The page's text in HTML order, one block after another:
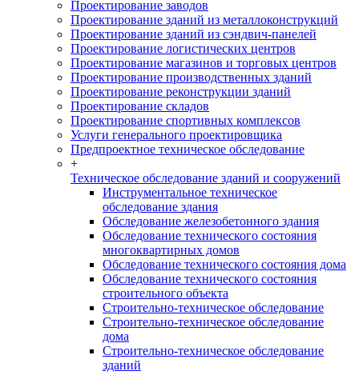
Проектирование заводов
Проектирование зданий из металлоконструкций
Проектирование зданий из сэндвич-панелей
Проектирование логистических центров
Проектирование магазинов и торговых центров
Проектирование производственных зданий
Проектирование реконструкции зданий
Проектирование складов
Проектирование спортивных комплексов
Услуги генерального проектировщика
Предпроектное техническое обследование
+
Техническое обследование зданий и сооружений
Инструментальное техническое
обследование здания
Обследование железобетонного здания
Обследование технического состояния
многоквартирных домов
Обследование технического состояния дома
Обследование технического состояния
строительного объекта
Строительно-техническое обследование
Строительно-техническое обследование
дома
Строительно-техническое обследование
зданий